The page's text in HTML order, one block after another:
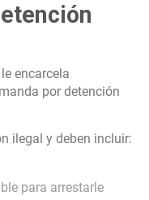
encarcela
por detención
ilegal y deben incluir:
para arrestarle